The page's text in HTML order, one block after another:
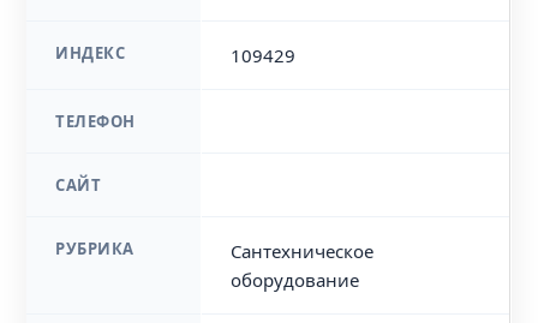
ИНДЕКС 109429
ТЕЛЕФОН
САЙТ
РУБРИКА
Сантехническое
оборудование